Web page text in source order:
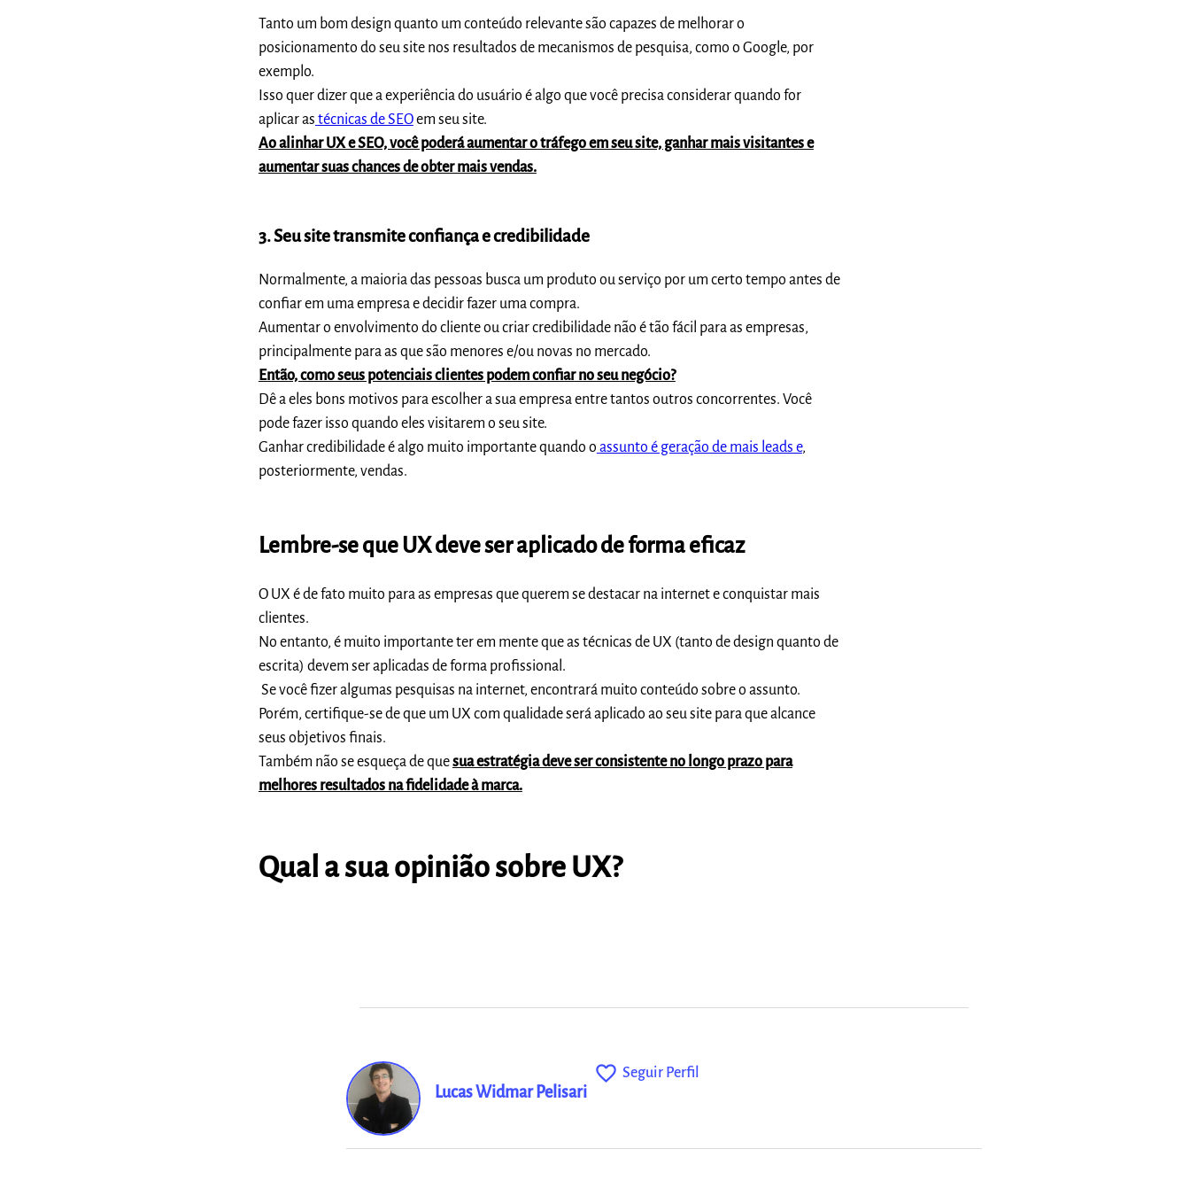
Tanto um bom design quanto um conteúdo relevante são capazes de melhorar o
posicionamento do seu site nos resultados de mecanismos de pesquisa, como o Google, por
exemplo.
Isso quer dizer que a experiência do usuário é algo que você precisa considerar quando for
aplicar as técnicas de SEOem seu site.
Ao alinhar UX e SEO, você poderá aumentar o tráfego em seu site, ganhar mais visitantes e
aumentar suas chances de obter mais vendas.
3. Seu site transmite confiança e credibilidade
Normalmente, a maioria das pessoas busca um produto ou serviço por um certo tempo antes de
confiar em uma empresa e decidir fazer uma compra.
Aumentar o envolvimento do cliente ou criar credibilidade não é tão fácil para as empresas,
principalmente para as que são menores e/ou novas no mercado.
Então, como seus potenciais clientes podem confiar no seu negócio?
Dê a eles bons motivos para escolher a sua empresa entre tantos outros concorrentes. Você
pode fazer isso quando eles visitarem o seu site.
Ganhar credibilidade é algo muito importante quando o assunto é geração de mais leads e,
posteriormente, vendas.
Lembre-se que UX deve ser aplicado de forma eficaz
O UX é de fato muito para as empresas que querem se destacar na internet e conquistar mais
clientes.
No entanto, é muito importante ter em mente que as técnicas de UX (tanto de design quanto de
escrita) devem ser aplicadas de forma profissional.
Se você fizer algumas pesquisas na internet, encontrará muito conteúdo sobre o assunto.
Porém, certifique-se de que um UX com qualidade será aplicado ao seu site para que alcance
seus objetivos finais.
Também não se esqueça de quesua estratégia deve ser consistente no longo prazo para
melhores resultados na fidelidade à marca.
Qual a sua opinião sobre UX?
Lucas Widmar Pelisari
favorite_outline Seguir Perfil